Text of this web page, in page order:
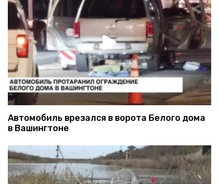
Автомобиль врезался в ворота Белого дома
в Вашингтоне